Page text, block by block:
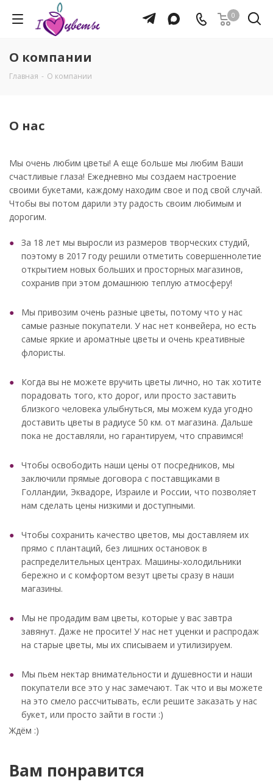
0
О компании
Главная - О компании
О нас
Мы очень любим цветы! А еще больше мы любим Ваши
счастливые глаза! Ежедневно мы создаем настроение
своими букетами, каждому находим свое и под свой случай.
Чтобы вы потом дарили эту радость своим любимым и
дорогим.
За 18 лет мы выросли из размеров творческих студий,
поэтому в 2017 году решили отметить совершеннолетие
открытием новых больших и просторных магазинов,
сохранив при этом домашнюю теплую атмосферу!
Мы привозим очень разные цветы, потому что у нас
самые разные покупатели. У нас нет конвейера, но есть
самые яркие и ароматные цветы и очень креативные
флористы.
Когда вы не можете вручить цветы лично, но так хотите
порадовать того, кто дорог, или просто заставить
близкого человека улыбнуться, мы можем куда угодно
доставить цветы в радиусе 50 км. от магазина. Дальше
пока не доставляли, но гарантируем, что справимся!
Чтобы освободить наши цены от посредников, мы
заключили прямые договора с поставщиками в
Голландии, Эквадоре, Израиле и России, что позволяет
нам сделать цены низкими и доступными.
Чтобы сохранить качество цветов, мы доставляем их
прямо с плантаций, без лишних остановок в
распределительных центрах. Машины-холодильники
бережно и с комфортом везут цветы сразу в наши
магазины.
Мы не продадим вам цветы, которые у вас завтра
завянут. Даже не просите! У нас нет уценки и распродаж
на старые цветы, мы их списываем и утилизируем.
Мы пьем нектар внимательности и душевности и наши
покупатели все это у нас замечают. Так что и вы можете
на это смело рассчитывать, если решите заказать у нас
букет, или просто зайти в гости :)
Ждём :)
Вам понравится